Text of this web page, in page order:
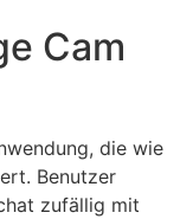
Cam
die wie
Benutzer
zufällig mit